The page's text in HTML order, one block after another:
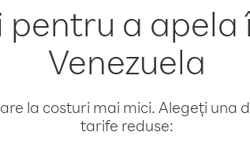
a apela
Venezuela
la costuri mai mici. Alegeți una
tarife reduse: